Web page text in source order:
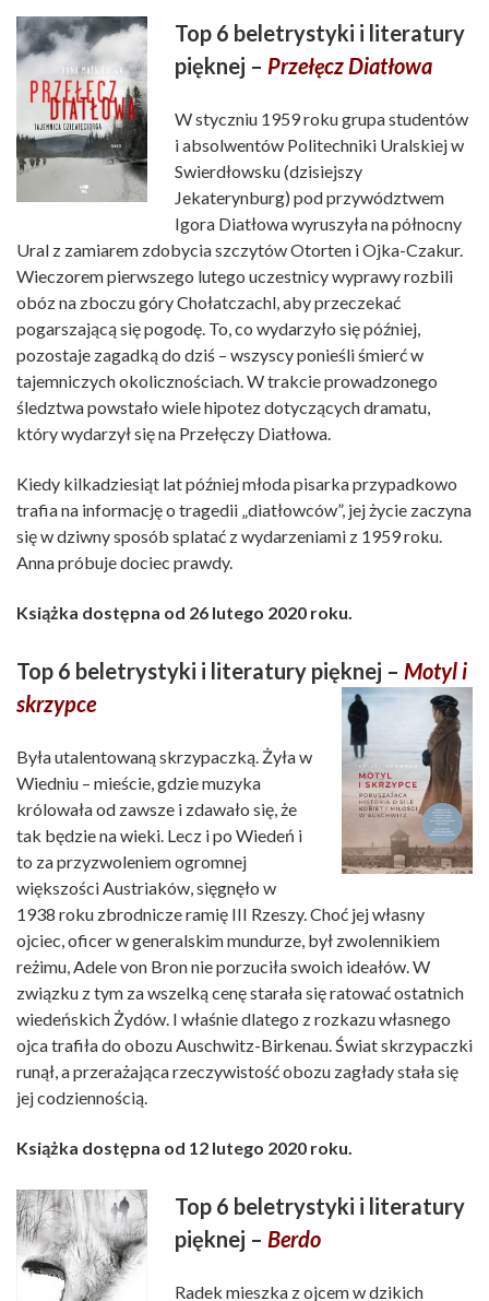
Top 6 beletrystyki i literatury
pięknej – Przełęcz Diatłowa
W styczniu 1959 roku grupa studentów
i absolwentów Politechniki Uralskiej w
Swierdłowsku (dzisiejszy
Jekaterynburg) pod przywództwem
Igora Diatłowa wyruszyła na północny
Ural z zamiarem zdobycia szczytów Otorten i Ojka-Czakur.
Wieczorem pierwszego lutego uczestnicy wyprawy rozbili
obóz na zboczu góry Chołatczachl, aby przeczekać
pogarszającą się pogodę. To, co wydarzyło się później,
pozostaje zagadką do dziś – wszyscy ponieśli śmierć w
tajemniczych okolicznościach. W trakcie prowadzonego
śledztwa powstało wiele hipotez dotyczących dramatu,
który wydarzył się na Przełęczy Diatłowa.
Kiedy kilkadziesiąt lat później młoda pisarka przypadkowo
trafia na informację o tragedii „diatłowców”, jej życie zaczyna
się w dziwny sposób splatać z wydarzeniami z 1959 roku.
Anna próbuje dociec prawdy.
Książka dostępna od 26 lutego 2020 roku.
Top 6 beletrystyki i literatury pięknej – Motyl i
skrzypce
Była utalentowaną skrzypaczką. Żyła w
Wiedniu – mieście, gdzie muzyka
królowała od zawsze i zdawało się, że
tak będzie na wieki. Lecz i po Wiedeń i
to za przyzwoleniem ogromnej
większości Austriaków, sięgnęło w
1938 roku zbrodnicze ramię III Rzeszy. Choć jej własny
ojciec, oficer w generalskim mundurze, był zwolennikiem
reżimu, Adele von Bron nie porzuciła swoich ideałów. W
związku z tym za wszelką cenę starała się ratować ostatnich
wiedeńskich Żydów. I właśnie dlatego z rozkazu własnego
ojca trafiła do obozu Auschwitz-Birkenau. Świat skrzypaczki
runął, a przerażająca rzeczywistość obozu zagłady stała się
jej codziennością.
Książka dostępna od 12 lutego 2020 roku.
Top 6 beletrystyki i literatury
pięknej – Berdo
Radek mieszka z ojcem w dzikich